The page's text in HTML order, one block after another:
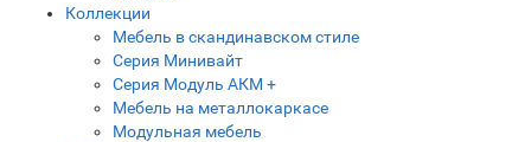
Коллекции
Мебель в скандинавском стиле
Серия Минивайт
Серия Модуль АКМ +
Мебель на металлокаркасе
Модульная мебель